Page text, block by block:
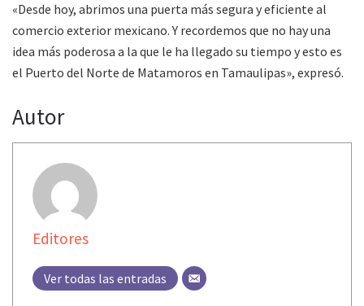
«Desde hoy, abrimos una puerta más segura y eficiente al
comercio exterior mexicano. Y recordemos que no hay una
idea más poderosa a la que le ha llegado su tiempo y esto es
el Puerto del Norte de Matamoros en Tamaulipas», expresó.
Autor
Editores
Ver todas las entradas